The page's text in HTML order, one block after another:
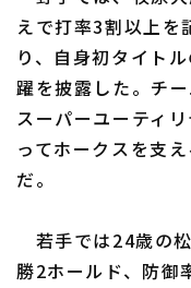
えで打率3割以上を
り、自身初タイト
躍を披露した。チ
スーパーユーティ
ってホークスを支
だ。
若手では24歳の
勝2ホールド、防御